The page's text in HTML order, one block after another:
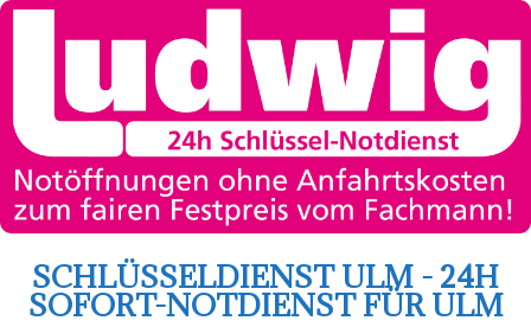
SCHLÜSSELDIENST ULM - 24H
SOFORT-NOTDIENST FÜR ULM